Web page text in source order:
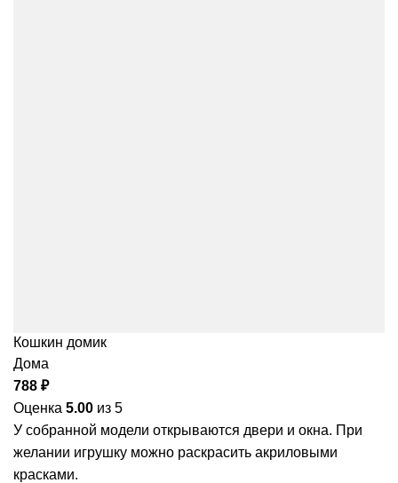
Кошкин домик
Дома
788 ₽
Оценка 5.00 из 5
У собранной модели открываются двери и окна. При
желании игрушку можно раскрасить акриловыми
красками.